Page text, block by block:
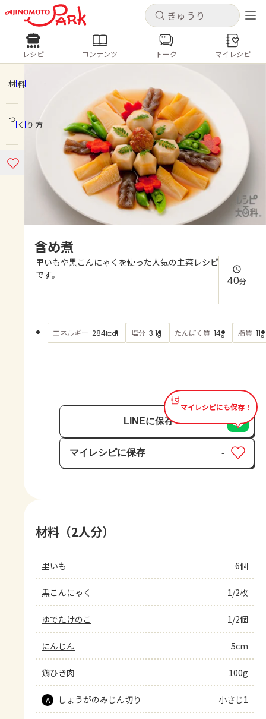
キャンセル
ログインするとレシピを保存できます
ホーム
コンテンツ
レシピ
よくあるお問い合わせ
AJINOMOTO PARK とは
キャンセル
レシピ コンテンツ
人気の食材・レシピ
きゅうり なす トマト
とうもろこし
ピーマン
みょうが ゴーヤ
レシピ コンテンツ トーク マイレシピ
材料
つくり方
含め煮
里いもや黒こんにゃくを使った人気の主菜レシピ
です。
40分
エネルギー 284kcal 塩分 3.1g たんぱく質 14g 脂質 11g
マイレシピにも保存！
LINEに保存
マイレシピに保存
保存済み
-
材料（2人分）
里いも 6個
黒こんにゃく 1/2枚
ゆでたけのこ 1/2個
にんじん 5cm
鶏ひき肉 100g
A しょうがのみじん切り 小さじ1